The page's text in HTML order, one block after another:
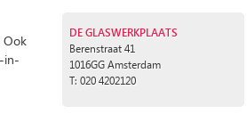
Ook
in-
DE GLASWERKPLAATS
Berenstraat 41
1016GG Amsterdam
T: 020 4202120